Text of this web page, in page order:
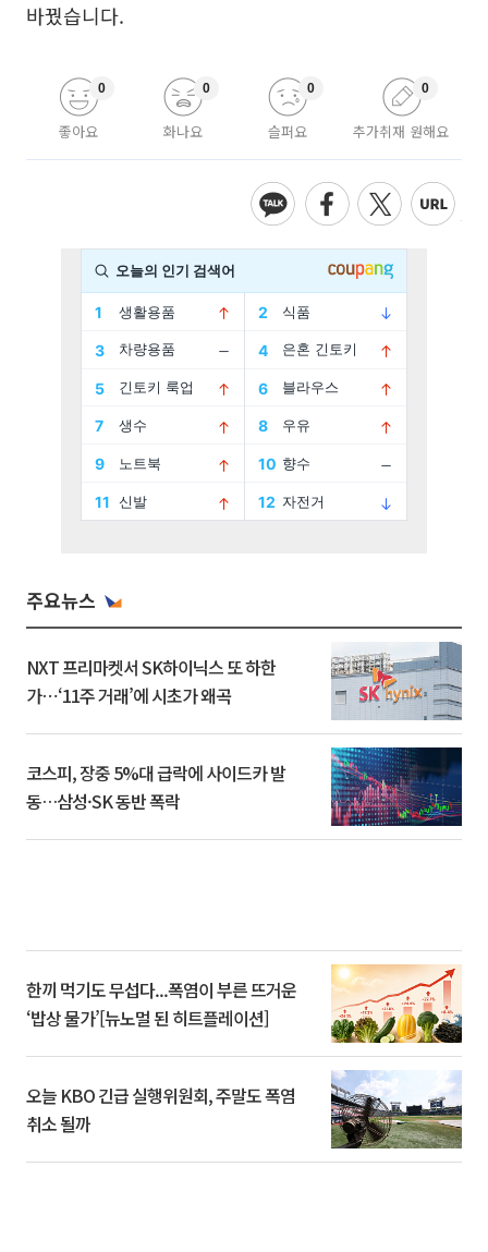
바꿨습니다.
좋아요
0
화나요
0
슬퍼요
0
추가취재 원해요
0
주요뉴스
NXT 프리마켓서 SK하이닉스 또 하한
가⋯‘11주 거래’에 시초가 왜곡
코스피, 장중 5%대 급락에 사이드카 발
동…삼성·SK 동반 폭락
한끼 먹기도 무섭다...폭염이 부른 뜨거운
‘밥상 물가’[뉴노멀 된 히트플레이션]
오늘 KBO 긴급 실행위원회, 주말도 폭염
취소 될까